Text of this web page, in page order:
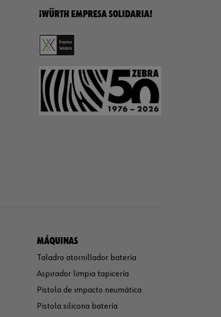
¡WÜRTH EMPRESA SOLIDARIA!
MÁQUINAS
Taladro atornillador batería
Aspirador limpia tapicería
Pistola de impacto neumática
Pistola silicona batería